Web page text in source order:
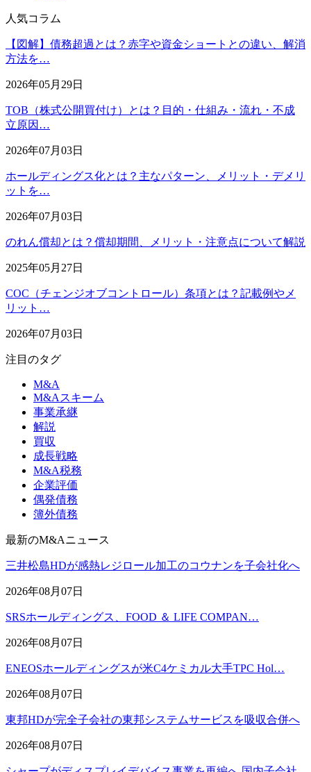
人気コラム
【図解】債務超過とは？赤字や資金ショートとの違い、解消
方法を…
2026年05月29日
TOB（株式公開買付け）とは？目的・仕組み・流れ・不成
立原因…
2026年07月03日
ホールディングス化とは？主なパターン、メリット・デメリ
ットを…
2026年07月03日
のれん償却とは？償却期間、メリット・注意点について解説
2025年05月27日
COC（チェンジオブコントロール）条項とは？記載例やメ
リット…
2026年07月03日
注目のタグ
M&A
M&Aスキーム
事業承継
解説
買収
成長戦略
M&A税務
企業評価
偶発債務
簿外債務
最新のM&Aニュース
三井松島HDが感熱レジロール加工のコウナンを子会社化へ
2026年08月07日
SRSホールディングス、FOOD ＆ LIFE COMPAN…
2026年08月07日
ENEOSホールディングスが米C4ケミカル大手TPC Hol…
2026年08月07日
東邦HDが完全子会社の東邦システムサービスを吸収合併へ
2026年08月07日